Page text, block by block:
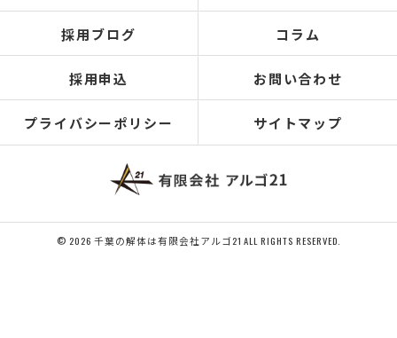
採用ブログ コラム
採用申込 お問い合わせ
プライバシーポリシー サイトマップ
© 2026 千葉の解体は有限会社アルゴ21 ALL RIGHTS RESERVED.